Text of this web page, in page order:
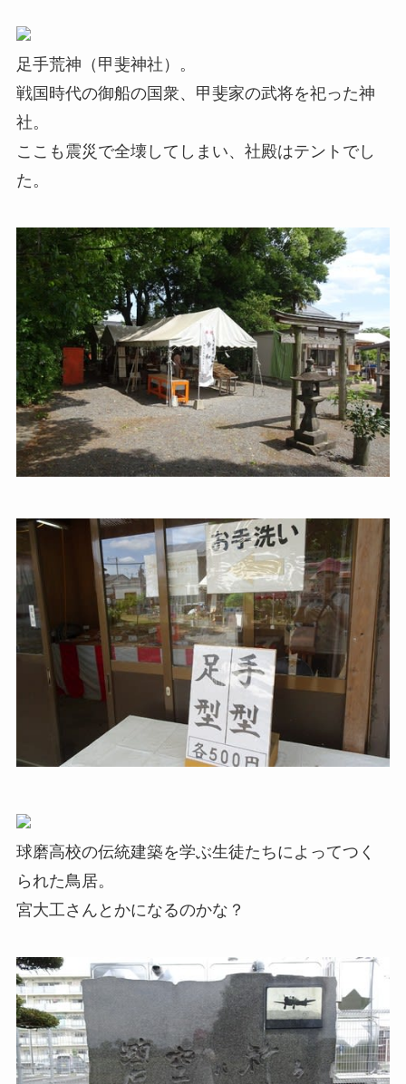
足手荒神（甲斐神社）。
戦国時代の御船の国衆、甲斐家の武将を祀った神
社。
ここも震災で全壊してしまい、社殿はテントでし
た。
球磨高校の伝統建築を学ぶ生徒たちによってつく
られた鳥居。
宮大工さんとかになるのかな？